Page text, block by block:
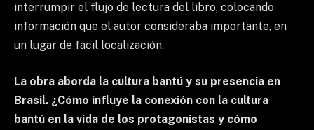
interrumpir el flujo de lectura del libro, colocando
información que el autor consideraba importante, en
un lugar de fácil localización.
La obra aborda la cultura bantú y su presencia en
Brasil. ¿Cómo influye la conexión con la cultura
bantú en la vida de los protagonistas y cómo